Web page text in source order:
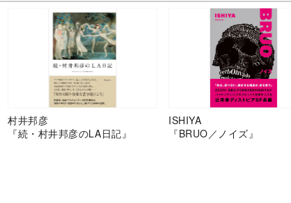
村井邦彦
『続・村井邦彦のLA日記』
ISHIYA
『BRUO／ノイズ』